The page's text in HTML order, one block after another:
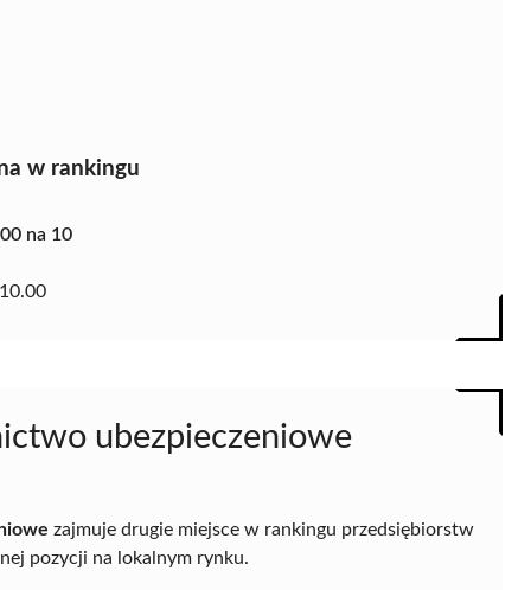
w rankingu
na 10
10.00
ubezpieczeniowe
zajmuje drugie miejsce w rankingu przedsiębiorstw
pozycji na lokalnym rynku.